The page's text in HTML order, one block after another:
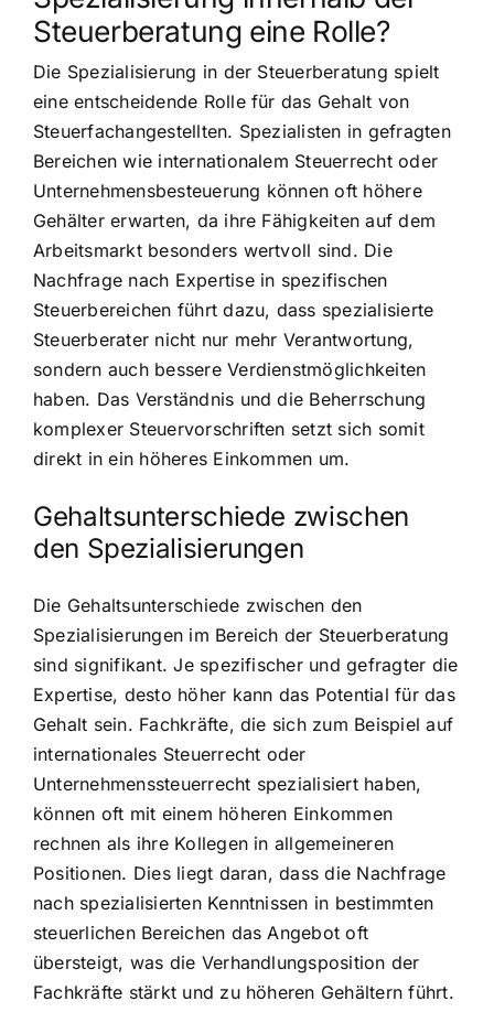
Steuerberatung eine Rolle?
Die Spezialisierung in der Steuerberatung spielt
eine entscheidende Rolle für das Gehalt von
Steuerfachangestellten. Spezialisten in gefragten
Bereichen wie internationalem Steuerrecht oder
Unternehmensbesteuerung können oft höhere
Gehälter erwarten, da ihre Fähigkeiten auf dem
Arbeitsmarkt besonders wertvoll sind. Die
Nachfrage nach Expertise in spezifischen
Steuerbereichen führt dazu, dass spezialisierte
Steuerberater nicht nur mehr Verantwortung,
sondern auch bessere Verdienstmöglichkeiten
haben. Das Verständnis und die Beherrschung
komplexer Steuervorschriften setzt sich somit
direkt in ein höheres Einkommen um.
Gehaltsunterschiede zwischen
den Spezialisierungen
Die Gehaltsunterschiede zwischen den
Spezialisierungen im Bereich der Steuerberatung
sind signifikant. Je spezifischer und gefragter die
Expertise, desto höher kann das Potential für das
Gehalt sein. Fachkräfte, die sich zum Beispiel auf
internationales Steuerrecht oder
Unternehmenssteuerrecht spezialisiert haben,
können oft mit einem höheren Einkommen
rechnen als ihre Kollegen in allgemeineren
Positionen. Dies liegt daran, dass die Nachfrage
nach spezialisierten Kenntnissen in bestimmten
steuerlichen Bereichen das Angebot oft
übersteigt, was die Verhandlungsposition der
Fachkräfte stärkt und zu höheren Gehältern führt.